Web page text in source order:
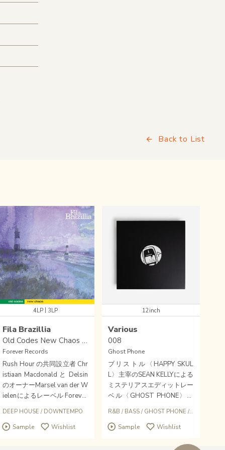
Back to List
DOWNTEMPO
4LP 3LP
Fila Brazillia
Old Codes New Chaos (3LP Regular Edition)
Forever Records
Rush Hour の共同設立者 Chr
istiaan Macdonald と Delsin
のオーナーMarsel van der W
ielenによるレーベル Forever
ヨークシャーの、ハウス、ア
ンビエント、チルアウト・カ
DEEP HOUSE / DOWNTEMPO
Sample Wishlist
12inch
Various
008
Ghost Phone
ブリストル〈HAPPY SKUL
L〉主宰のSEAN KELLYによる
ミステリアスエディットレー
ベル〈GHOST PHONE〉の
8弾が到着！ヘリウムボイス
に加工し、不敵に切り刻んだ
R&B / BASS / GHOST PHONE / JUNGLE
Sample Wishlist